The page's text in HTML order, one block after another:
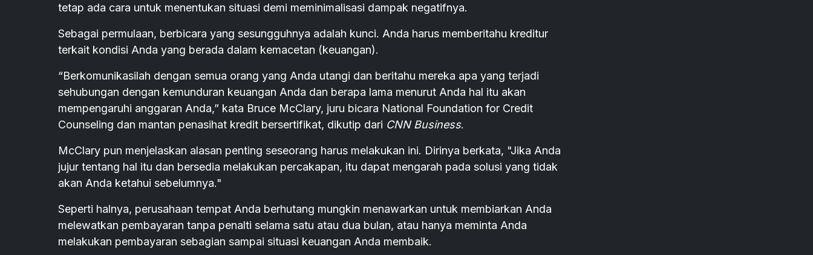
tetap ada cara untuk menentukan situasi demi meminimalisasi dampak negatifnya.
Sebagai permulaan, berbicara yang sesungguhnya adalah kunci. Anda harus memberitahu kreditur
terkait kondisi Anda yang berada dalam kemacetan (keuangan).
“Berkomunikasilah dengan semua orang yang Anda utangi dan beritahu mereka apa yang terjadi
sehubungan dengan kemunduran keuangan Anda dan berapa lama menurut Anda hal itu akan
mempengaruhi anggaran Anda,” kata Bruce McClary, juru bicara National Foundation for Credit
Counseling dan mantan penasihat kredit bersertifikat, dikutip dari CNN Business.
McClary pun menjelaskan alasan penting seseorang harus melakukan ini. Dirinya berkata, "Jika Anda
jujur ​​tentang hal itu dan bersedia melakukan percakapan, itu dapat mengarah pada solusi yang tidak
akan Anda ketahui sebelumnya."
Seperti halnya, perusahaan tempat Anda berhutang mungkin menawarkan untuk membiarkan Anda
melewatkan pembayaran tanpa penalti selama satu atau dua bulan, atau hanya meminta Anda
melakukan pembayaran sebagian sampai situasi keuangan Anda membaik.